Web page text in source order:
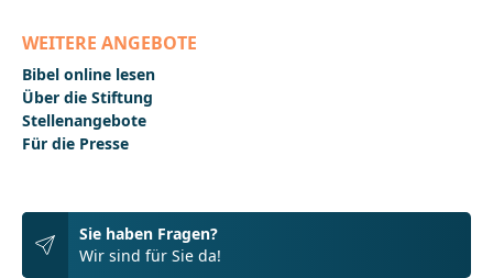
WEITERE ANGEBOTE
Bibel online lesen
Über die Stiftung
Stellenangebote
Für die Presse
Sie haben Fragen?
Wir sind für Sie da!